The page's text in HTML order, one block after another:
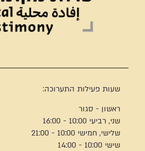
שעות פעילות התערוכה:
ראשון - סגור
שני, רביעי 10:00 - 16:00
שלישי, חמישי 10:00 - 21:00
שישי 10:00 - 14:00